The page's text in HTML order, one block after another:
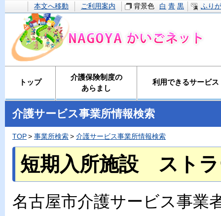
本文へ移動 ご利用案内 背景色 白 青 黒 ふり
トップ
介護保険制度の
あらまし
利用できるサービス
介護サービス事業所情報検索
TOP 事業所検索 介護サービス事業所情報検索
短期入所施設 スト
名古屋市介護サービス事業